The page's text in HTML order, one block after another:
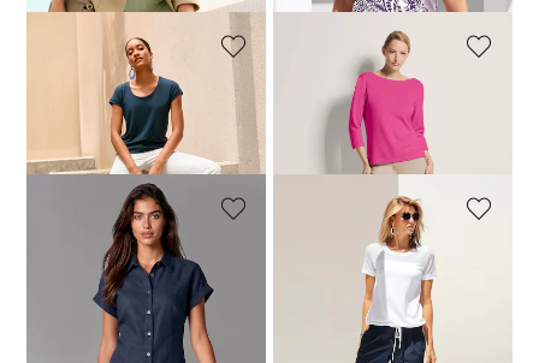
MADELEINE
109,95 €
+15 Kleuren
MADELEINE
Kasjmier trui met boothals
189,95 €
+11 Kleuren
MADELEINE
119,95 €
T-shirt met net-inzetten
89,95 €
Laagste prijs van de afgelopen 30